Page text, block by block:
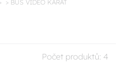
> BUS VIDEO KARAT
Počet produktů: 4